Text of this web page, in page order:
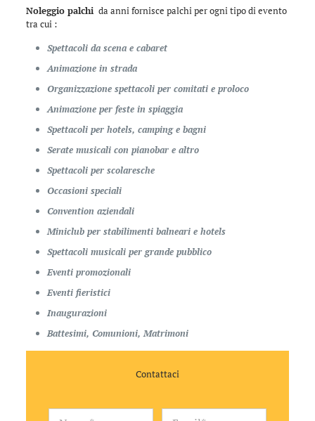
Noleggio palchi da anni fornisce palchi per ogni tipo di evento
tra cui :
Spettacoli da scena e cabaret
Animazione in strada
Organizzazione spettacoli per comitati e proloco
Animazione per feste in spiaggia
Spettacoli per hotels, camping e bagni
Serate musicali con pianobar e altro
Spettacoli per scolaresche
Occasioni speciali
Convention aziendali
Miniclub per stabilimenti balneari e hotels
Spettacoli musicali per grande pubblico
Eventi promozionali
Eventi fieristici
Inaugurazioni
Battesimi, Comunioni, Matrimoni
Contattaci
N
E